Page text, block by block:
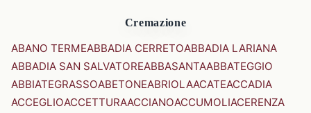
Cremazione
ABANO TERMEABBADIA CERRETOABBADIA LARIANA
ABBADIA SAN SALVATOREABBASANTAABBATEGGIO
ABBIATEGRASSOABETONEABRIOLAACATEACCADIA
ACCEGLIOACCETTURAACCIANOACCUMOLIACERENZA